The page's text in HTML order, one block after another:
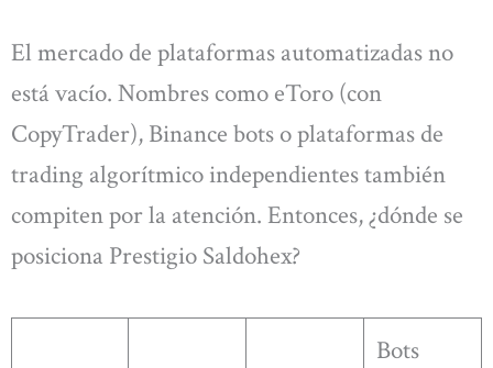
El mercado de plataformas automatizadas no
está vacío. Nombres como eToro (con
CopyTrader), Binance bots o plataformas de
trading algorítmico independientes también
compiten por la atención. Entonces, ¿dónde se
posiciona Prestigio Saldohex?
Bots